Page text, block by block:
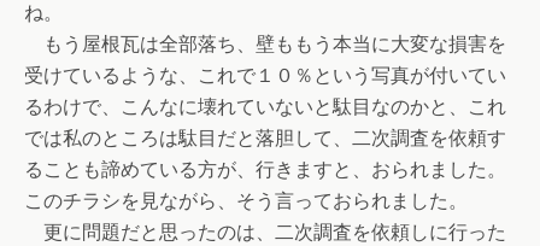
ね。
もう屋根瓦は全部落ち、壁ももう本当に大変な損害を
受けているような、これで１０％という写真が付いてい
るわけで、こんなに壊れていないと駄目なのかと、これ
では私のところは駄目だと落胆して、二次調査を依頼す
ることも諦めている方が、行きますと、おられました。
このチラシを見ながら、そう言っておられました。
更に問題だと思ったのは、二次調査を依頼しに行った